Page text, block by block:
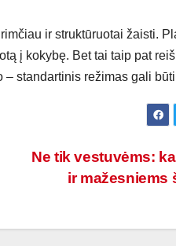
ir struktūruotai žaisti.
į kokybę. Bet tai taip pat
– standartinis režimas gali
Ne tik vestuvėms:
ir